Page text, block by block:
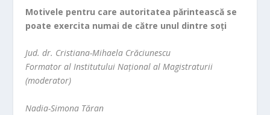
Motivele pentru care autoritatea părintească se
poate exercita numai de către unul dintre soţi
Jud. dr. Cristiana-Mihaela Crăciunescu
Formator al Institutului Naţional al Magistraturii
(moderator)
Nadia-Simona Tăran